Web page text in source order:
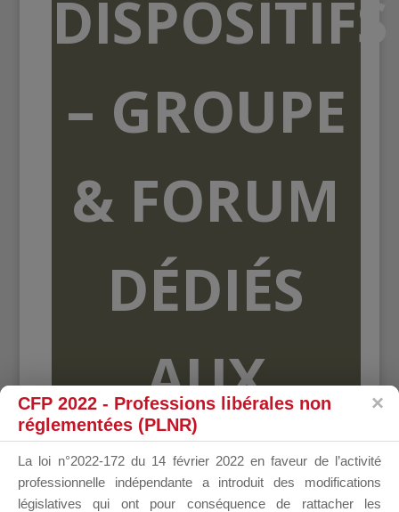
DISPOSITIFS
– GROUPE
& FORUM
DÉDIÉS
AUX
CFP 2022 - Professions libérales non
réglementées (PLNR)
La loi n°2022-172 du 14 février 2022 en faveur de l’activité
professionnelle indépendante a introduit des modifications
législatives qui ont pour conséquence de rattacher les